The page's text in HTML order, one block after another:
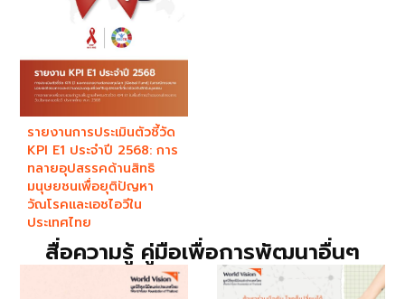
รายงานการประเมินตัวชี้วัด
KPI E1 ประจำปี 2568: การ
ทลายอุปสรรคด้านสิทธิ
มนุษยชนเพื่อยุติปัญหา
วัณโรคและเอชไอวีใน
ประเทศไทย
สื่อความรู้ คู่มือเพื่อการพัฒนาอื่นๆ